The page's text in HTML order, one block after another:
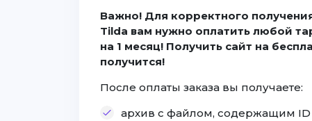
Важно! Для корректного
Tilda вам нужно оплатить любой
на 1 месяц! Получить сайт на
получится!
После оплаты заказа вы получаете:
архив с файлом, содержащим ID